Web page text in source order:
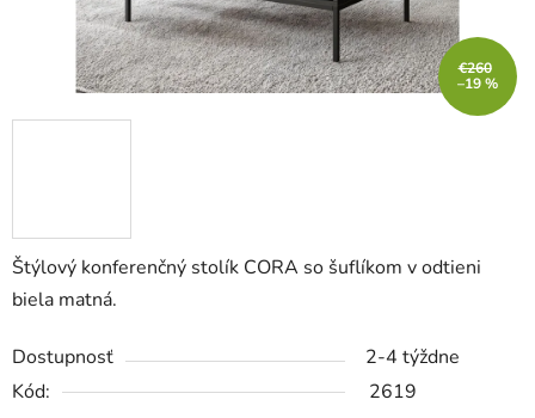
Štýlový konferenčný stolík CORA so šuflíkom v odtieni
biela matná.
Dostupnosť
2-4 týždne
Kód:
2619
€260
–19 %